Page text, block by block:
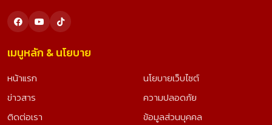
เมนูหลัก & นโยบาย
หน้าแรก
ข่าวสาร
ติดต่อเรา
นโยบายเว็บไซต์
ความปลอดภัย
ข้อมูลส่วนบุคคล